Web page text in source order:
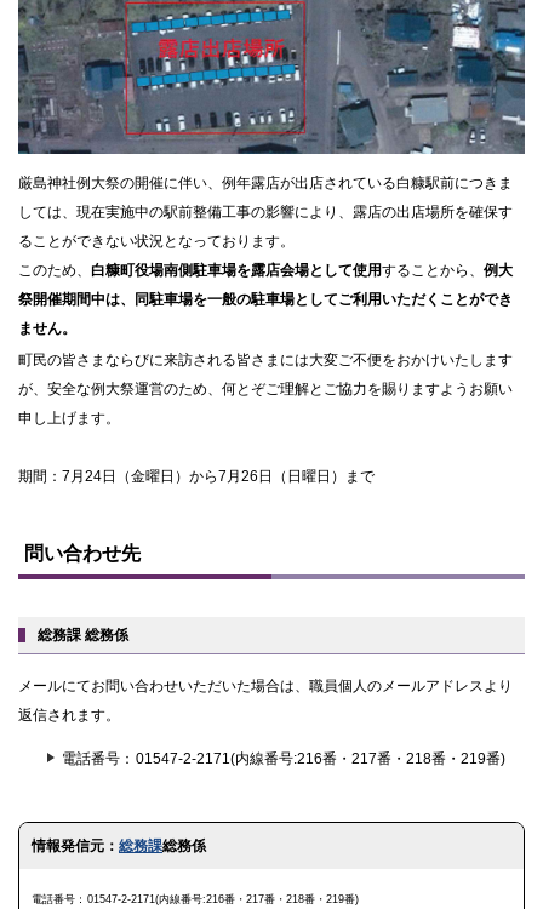
厳島神社例大祭の開催に伴い、例年露店が出店されている白糠駅前につきま
しては、現在実施中の駅前整備工事の影響により、露店の出店場所を確保す
ることができない状況となっております。
このため、 白糠町役場南側駐車場を露店会場として使用することから、 例大
祭開催期間中は、同駐車場を一般の駐車場としてご利用いただくことができ
ません。
町民の皆さまならびに来訪される皆さまには大変ご不便をおかけいたします
が、安全な例大祭運営のため、何とぞご理解とご協力を賜りますようお願い
申し上げます。
期間：7月24日（金曜日）から7月26日（日曜日）まで
ッ
プ
に
る
問い合わせ先
総務課 総務係
メールにてお問い合わせいただいた場合は、職員個人のメールアドレスより
返信されます。
電話番号 01547-2-2171(内線番号:216番・217番・218番・219番)
ト
情報発信元： 総務課総務係
電話番号 01547-2-2171(内線番号:216番・217番・218番・219番)